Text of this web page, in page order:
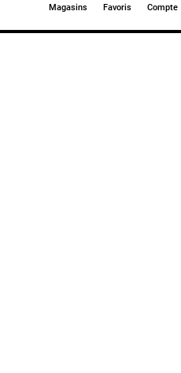
Magasins Favoris Compte